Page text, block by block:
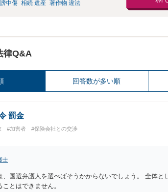
中傷 相続 遺産 著作物 違法
律Q&A
回答数が多い順
罰金
#加害者 #保険会社との交渉
士
、国選弁護人を選べばそうかからないでしょう。 全体と
とはできません。